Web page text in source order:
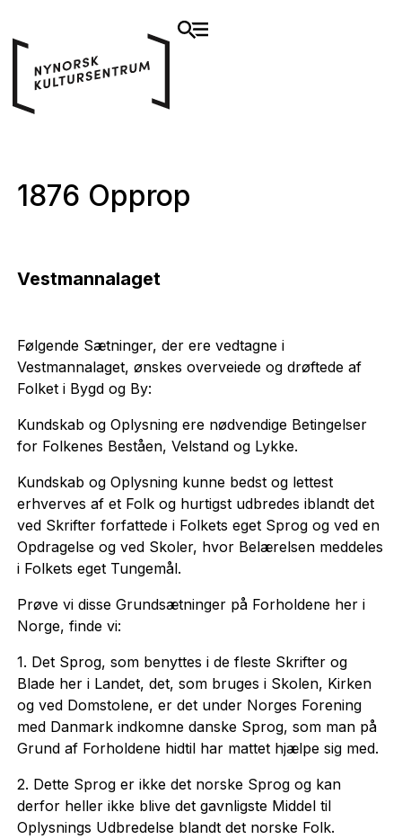
1876 Opprop
Vestmannalaget
Følgende Sætninger, der ere vedtagne i
Vestmannalaget, ønskes overveiede og drøftede af
Folket i Bygd og By:
Kundskab og Oplysning ere nødvendige Betingelser
for Folkenes Beståen, Velstand og Lykke.
Kundskab og Oplysning kunne bedst og lettest
erhverves af et Folk og hurtigst udbredes iblandt det
ved Skrifter forfattede i Folkets eget Sprog og ved en
Opdragelse og ved Skoler, hvor Belærelsen meddeles
i Fol­kets eget Tungemål.
Prøve vi disse Grundsætninger på Forholdene her i
Norge, finde vi:
1. Det Sprog, som benyttes i de fleste Skrifter og
Blade her i Landet, det, som bruges i Skolen, Kirken
og ved Domstolene, er det under Norges Forening
med Danmark indkomne danske Sprog, som man på
Grund af Forhol­dene hidtil har mattet hjælpe sig med.
2. Dette Sprog er ikke det norske Sprog og kan
derfor heller ikke blive det gavnligste Middel til
Oplysnings Udbredelse blandt det norske Folk.